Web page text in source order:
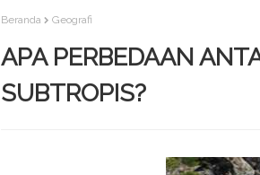
Beranda Geografi
APA PERBEDAAN
SUBTROPIS?